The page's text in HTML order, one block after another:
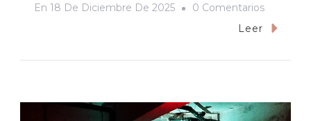
En 18 De Diciembre De 2025 0 ComentariosEn
«Jay
Película
Leer